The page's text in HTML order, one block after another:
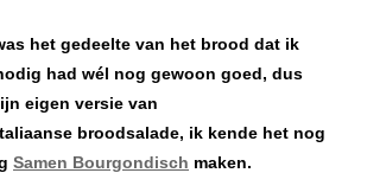
het gedeelte van het brood dat ik
had wél nog gewoon goed, dus
eigen versie van
broodsalade, ik kende het nog
Samen Bourgondisch maken.